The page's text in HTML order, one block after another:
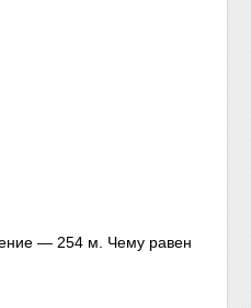
— 254 м. Чему равен